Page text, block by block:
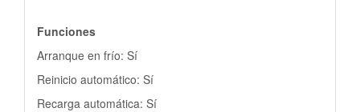
Funciones
Arranque en frío: Sí
Reinicio automático: Sí
Recarga automática: Sí